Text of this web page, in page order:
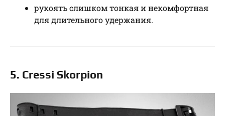
рукоять слишком тонкая и некомфортная
для длительного удержания.
5. Cressi Skorpion